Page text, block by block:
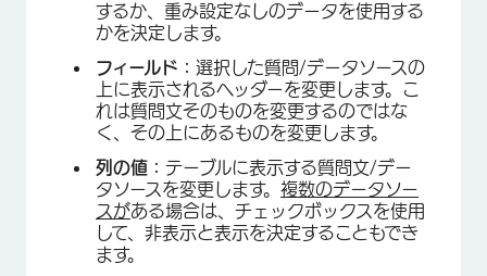
するか、重み設定なしのデータを使用する
かを決定します。
フィールド： 選択した質問/データソースの
上に表示されるヘッダーを変更します。こ
れは質問文そのものを変更するのではな
く、その上にあるものを変更します。
列の値： テーブルに表示する質問文/デー
タソースを変更します。 複数のデータソー
スがある場合は、チェックボックスを使用
して、非表示と表示を決定することもでき
ます。